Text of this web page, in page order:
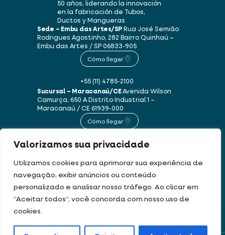
Valorizamos sua privacidade
Utilizamos cookies para aprimorar sua experiência de
navegação, exibir anúncios ou conteúdo
personalizado e analisar nosso tráfego. Ao clicar em
“Aceitar todos”, você concorda com nosso uso de
cookies.
50 años, liderando la innovación
en la fabricación de Tubos,
Ductos y Mangueras
Sede – Embu das Artes/SP Rua José Semião
Rodrigues Agostinho, 282 Bairro Quinhaú –
Embu das Artes / SP06833-905
Cómo llegar
+55 (11) 4785-2100
Sucursal – Maracanaú/CEAvenida Wilson
Camurça, 650 ADistrito Industrial 1 –
Maracanaú / CE61939-000
Cómo llegar
+55 (85) 3250-1235
Este sitio web utiliza cookies y datos personales de acuerdo con nuestros